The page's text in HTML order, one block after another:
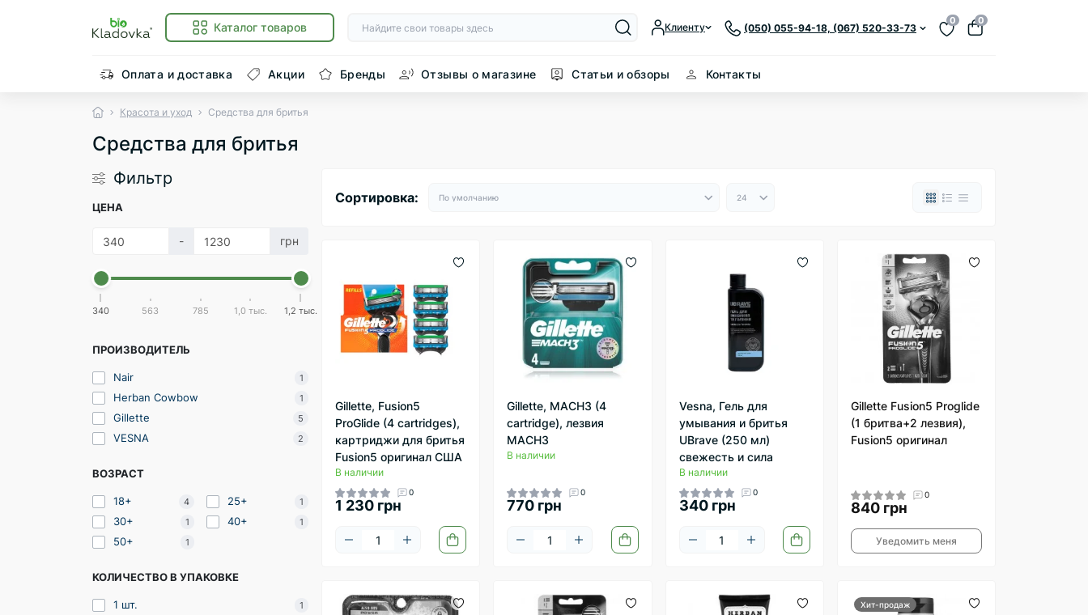
Каталог товаров Клиенту (050) 055-94-18, (067) 520-33-73
0 0
Оплата и доставка Акции Бренды Отзывы о магазине Статьи и обзоры Контакты
Красота и уход Средства для бритья
Средства для бритья
Фильтр
ЦЕНА
- грн
340 563 785 1,0 тыс. 1,2 тыс.
ПРОИЗВОДИТЕЛЬ
Nair 1
Herban Cowbow 1
Gillette 5
VESNA 2
ВОЗРАСТ
18+ 4 25+ 1
30+ 1 40+ 1
50+ 1
КОЛИЧЕСТВО В УПАКОВКЕ
1 шт. 1
Сортировка:
Gillette, Fusion5
ProGlide (4 cartridges),
картриджи для бритья
Fusion5 оригинал США
В наличии
0
1 230 грн
Gillette, MACH3 (4
cartridge), лезвия
MACH3
В наличии
0
770 грн
Vesna, Гель для
умывания и бритья
UBrave (250 мл)
свежесть и сила
В наличии
0
340 грн
Gillette Fusion5 Proglide
(1 бритва+2 лезвия),
Fusion5 оригинал
0
840 грн
Уведомить меня
Хит-продаж